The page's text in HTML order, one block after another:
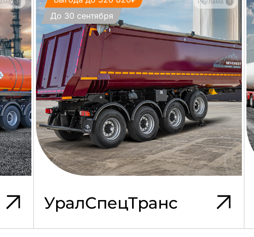
До 30 сентября
УралСпецТранс